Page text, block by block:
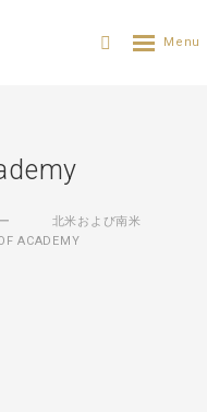
北米および南米
ACADEMY